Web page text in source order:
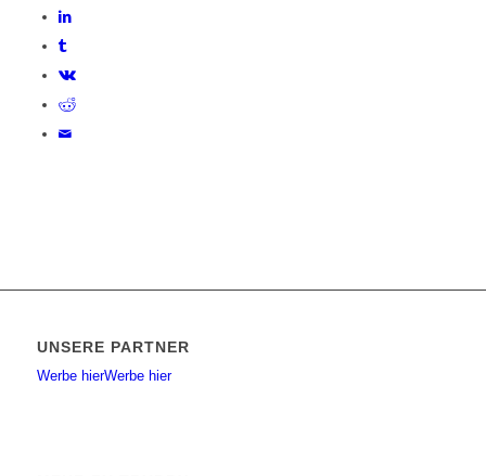
UNSERE PARTNER
Werbe hierWerbe hier